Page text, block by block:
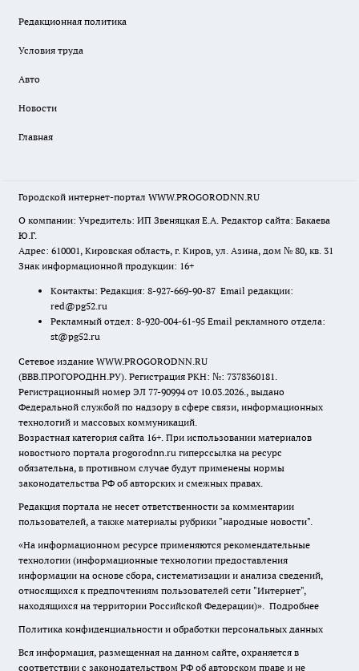
Редакционная политика
Условия труда
Авто
Новости
Главная
Городской интернет-портал WWW.PROGORODNN.RU
О компании: Учредитель: ИП Звеняцкая Е.А. Редактор сайта: Бакаева
Ю.Г.
Адрес: 610001, Кировская область, г. Киров, ул. Азина, дом № 80, кв. 31
Знак информационной продукции: 16+
Контакты: Редакция: 8-927-669-90-87 Email редакции:
red@pg52.ru
Рекламный отдел: 8-920-004-61-95 Email рекламного отдела:
st@pg52.ru
Сетевое издание WWW.PROGORODNN.RU
(ВВВ.ПРОГОРОДНН.РУ). Регистрация РКН: №: 7378360181.
Регистрационный номер ЭЛ 77-90994 от 10.03.2026., выдано
Федеральной службой по надзору в сфере связи, информационных
технологий и массовых коммуникаций.
Возрастная категория сайта 16+. При использовании материалов
новостного портала progorodnn.ru гиперссылка на ресурс
обязательна, в противном случае будут применены нормы
законодательства РФ об авторских и смежных правах.
Редакция портала не несет ответственности за комментарии
пользователей, а также материалы рубрики "народные новости".
«На информационном ресурсе применяются рекомендательные
технологии (информационные технологии предоставления
информации на основе сбора, систематизации и анализа сведений,
относящихся к предпочтениям пользователей сети "Интернет",
находящихся на территории Российской Федерации)». Подробнее
Политика конфиденциальности и обработки персональных данных
Вся информация, размещенная на данном сайте, охраняется в
соответствии с законодательством РФ об авторском праве и не